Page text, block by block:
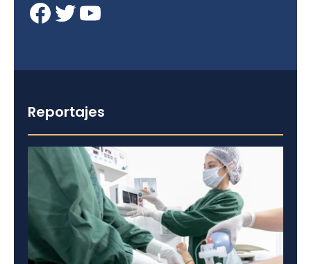
Facebook Twitter YouTube
Reportajes